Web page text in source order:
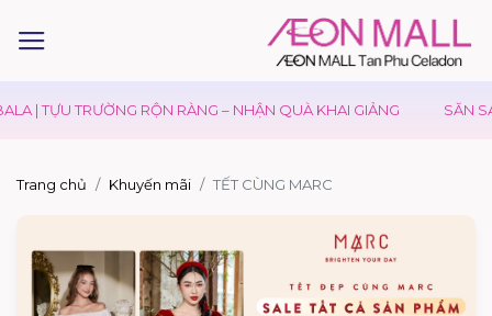
| TỰU TRƯỜNG RỘN RÀNG – NHẬN QUÀ KHAI GIẢNG SĂN
Trang chủ Khuyến mãi TẾT CÙNG MARC